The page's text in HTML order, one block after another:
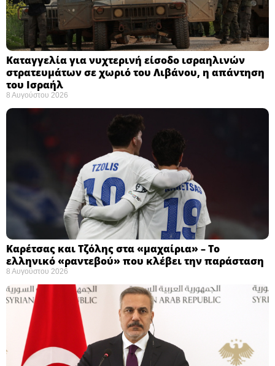
Καταγγελία για νυχτερινή είσοδο ισραηλινών
στρατευμάτων σε χωριό του Λιβάνου, η απάντηση
του Ισραήλ
8 Αυγούστου 2026
Καρέτσας και Τζόλης στα «μαχαίρια» – Το
ελληνικό «ραντεβού» που κλέβει την παράσταση
8 Αυγούστου 2026